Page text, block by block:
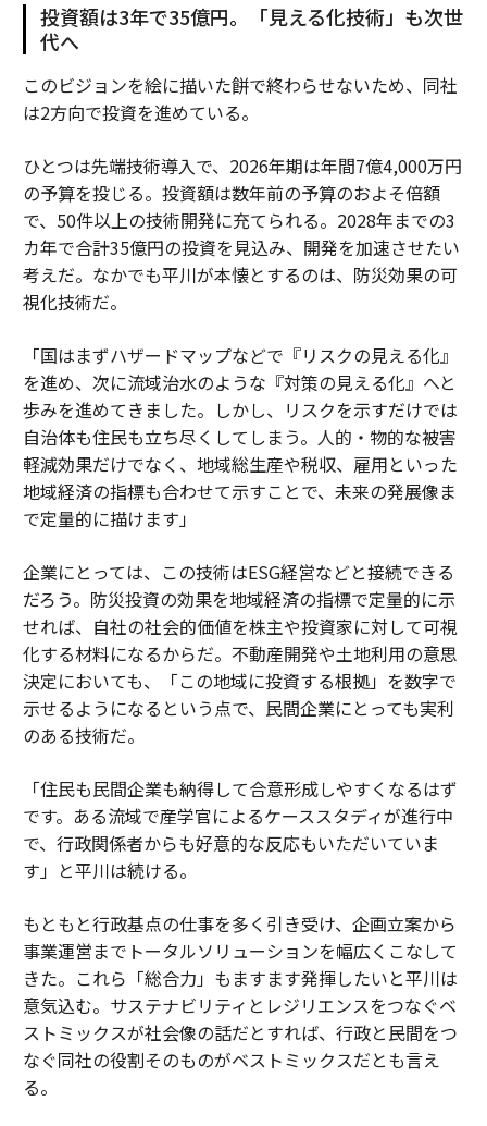
投資額は3年で35億円。「見える化技術」も次世
代へ
このビジョンを絵に描いた餅で終わらせないため、同社
は2方向で投資を進めている。
ひとつは先端技術導入で、2026年期は年間7億4,000万円
の予算を投じる。投資額は数年前の予算のおよそ倍額
で、50件以上の技術開発に充てられる。2028年までの3
カ年で合計35億円の投資を見込み、開発を加速させたい
考えだ。なかでも平川が本懐とするのは、防災効果の可
視化技術だ。
「国はまずハザードマップなどで『リスクの見える化』
を進め、次に流域治水のような『対策の見える化』へと
歩みを進めてきました。しかし、リスクを示すだけでは
自治体も住民も立ち尽くしてしまう。人的・物的な被害
軽減効果だけでなく、地域総生産や税収、雇用といった
地域経済の指標も合わせて示すことで、未来の発展像ま
で定量的に描けます」
企業にとっては、この技術はESG経営などと接続できる
だろう。防災投資の効果を地域経済の指標で定量的に示
せれば、自社の社会的価値を株主や投資家に対して可視
化する材料になるからだ。不動産開発や土地利用の意思
決定においても、「この地域に投資する根拠」を数字で
示せるようになるという点で、民間企業にとっても実利
のある技術だ。
「住民も民間企業も納得して合意形成しやすくなるはず
です。ある流域で産学官によるケーススタディが進行中
で、行政関係者からも好意的な反応もいただいていま
す」と平川は続ける。
もともと行政基点の仕事を多く引き受け、企画立案から
事業運営までトータルソリューションを幅広くこなして
きた。これら「総合力」もますます発揮したいと平川は
意気込む。サステナビリティとレジリエンスをつなぐベ
ストミックスが社会像の話だとすれば、行政と民間をつ
なぐ同社の役割そのものがベストミックスだとも言え
る。